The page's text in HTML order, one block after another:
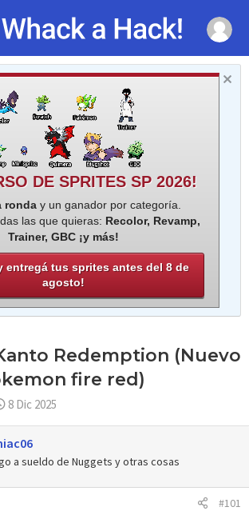
DE SPRITES SP 2026!
ronday un ganador por categoría.
las que quieras: Recolor, Revamp,
Trainer, GBC ¡y más!
entregá tus sprites antes del 8 de
agosto!
Redemption (Nuevo
fire red)
F
a
d
8 Dic 2025
a sueldo de Nuggets y otras cosas
#101